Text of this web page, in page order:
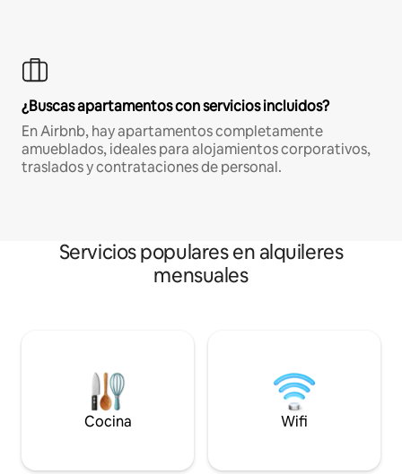
¿Buscas apartamentos con servicios incluidos?
En Airbnb, hay apartamentos completamente
amueblados, ideales para alojamientos corporativos,
traslados y contrataciones de personal.
Servicios populares en alquileres
mensuales
Cocina Wifi